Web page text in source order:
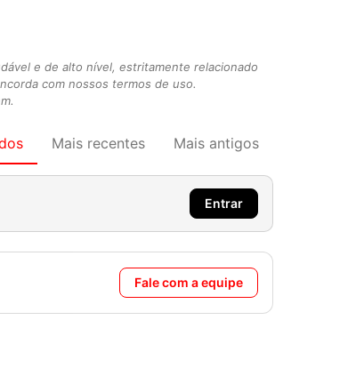
e de alto nível, estritamente relacionado
com nossos termos de uso.
Mais recentes Mais antigos
Entrar
Fale com a equipe